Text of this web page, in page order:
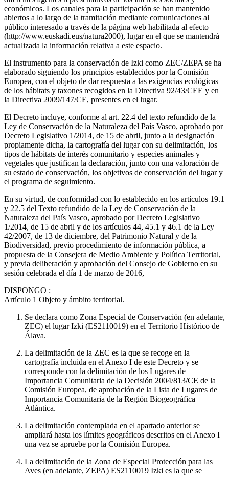
económicos. Los canales para la participación se han mantenido
abiertos a lo largo de la tramitación mediante comunicaciones al
público interesado a través de la página web habilitada al efecto
(http://www.euskadi.eus/natura2000), lugar en el que se mantendrá
actualizada la información relativa a este espacio.
El instrumento para la conservación de Izki como ZEC/ZEPA se ha
elaborado siguiendo los principios establecidos por la Comisión
Europea, con el objeto de dar respuesta a las exigencias ecológicas
de los hábitats y taxones recogidos en la Directiva 92/43/CEE y en
la Directiva 2009/147/CE, presentes en el lugar.
El Decreto incluye, conforme al art. 22.4 del texto refundido de la
Ley de Conservación de la Naturaleza del País Vasco, aprobado por
Decreto Legislativo 1/2014, de 15 de abril, junto a la designación
propiamente dicha, la cartografía del lugar con su delimitación, los
tipos de hábitats de interés comunitario y especies animales y
vegetales que justifican la declaración, junto con una valoración de
su estado de conservación, los objetivos de conservación del lugar y
el programa de seguimiento.
En su virtud, de conformidad con lo establecido en los artículos 19.1
y 22.5 del Texto refundido de la Ley de Conservación de la
Naturaleza del País Vasco, aprobado por Decreto Legislativo
1/2014, de 15 de abril y de los artículos 44, 45.1 y 46.1 de la Ley
42/2007, de 13 de diciembre, del Patrimonio Natural y de la
Biodiversidad, previo procedimiento de información pública, a
propuesta de la Consejera de Medio Ambiente y Política Territorial,
y previa deliberación y aprobación del Consejo de Gobierno en su
sesión celebrada el día 1 de marzo de 2016,
DISPONGO :
Artículo 1 Objeto y ámbito territorial.
Se declara como Zona Especial de Conservación (en adelante,
ZEC) el lugar Izki (ES2110019) en el Territorio Histórico de
Álava.
La delimitación de la ZEC es la que se recoge en la
cartografía incluida en el Anexo I de este Decreto y se
corresponde con la delimitación de los Lugares de
Importancia Comunitaria de la Decisión 2004/813/CE de la
Comisión Europea, de aprobación de la Lista de Lugares de
Importancia Comunitaria de la Región Biogeográfica
Atlántica.
La delimitación contemplada en el apartado anterior se
ampliará hasta los límites geográficos descritos en el Anexo I
una vez se apruebe por la Comisión Europea.
La delimitación de la Zona de Especial Protección para las
Aves (en adelante, ZEPA) ES2110019 Izki es la que se